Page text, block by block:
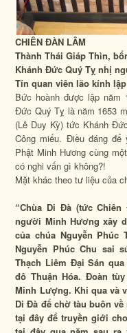
CHIÊN ĐÀN LÂM
Thành Thái Giáp Thìn,
Khánh Đức Quý Tỵ nhị
Tín quan viên lão kính lập
Bức hoành được lập năm
Đức Quý Tỵ là năm 1653
(Lê Duy Kỳ) tức Khánh
Công miếu. Điều đáng
Phật Minh Hương cùng
có nghi vấn gì không?!
Mặt khác theo tư liệu của
“Chùa Di Đà (tức
người Minh Hương xây
của chúa Nguyễn Phúc
Nguyễn Phúc Chu sai
Thạch Liêm Đại Sán
đô Thuận Hóa. Đoàn
Minh Lượng. Khi qua và
Di Đà để chờ tàu buôn
tại đây để truyền giới